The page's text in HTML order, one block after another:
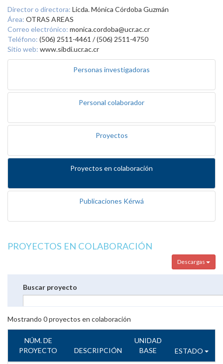
Director o directora: Licda. Mónica Córdoba Guzmán
Área: OTRAS AREAS
Correo electrónico: monica.cordoba@ucr.ac.cr
Teléfono: (506) 2511-4461 / (506) 2511-4750
Sitio web: www.sibdi.ucr.ac.cr
Personas investigadoras
Personal colaborador
Proyectos
Proyectos en colaboración
Publicaciones Kérwá
PROYECTOS EN COLABORACIÓN
Descargas
Buscar proyecto
Mostrando 0proyectos en colaboración
NÚM. DE
PROYECTO
DESCRIPCIÓN
UNIDAD
BASE
ESTADO